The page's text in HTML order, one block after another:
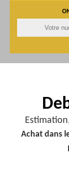
Achat dans